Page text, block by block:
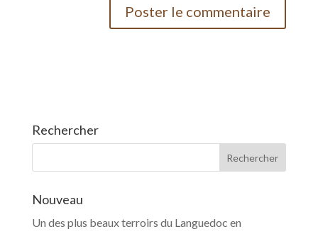
Rechercher
Nouveau
Un des plus beaux terroirs du Languedoc en